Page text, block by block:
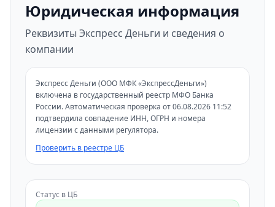
Юридическая информация
Реквизиты Экспресс Деньги и сведения о
компании
Экспресс Деньги (ООО МФК «ЭкспрессДеньги»)
включена в государственный реестр МФО Банка
России. Автоматическая проверка от 06.08.2026 11:52
подтвердила совпадение ИНН, ОГРН и номера
лицензии с данными регулятора.
Проверить в реестре ЦБ
Статус в ЦБ